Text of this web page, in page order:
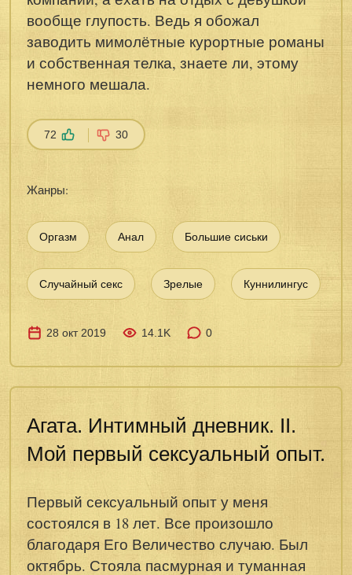
вообще глупость. Ведь я обожал
заводить мимолётные курортные романы
и собственная телка, знаете ли, этому
немного мешала.
72 30
Жанры:
Оргазм Анал Большие сиськи
Случайный секс Зрелые Куннилингус
28 окт 2019 14.1K 0
Агата. Интимный дневник. II.
Мой первый сексуальный опыт.
Первый сексуальный опыт у меня
состоялся в 18 лет. Все произошло
благодаря Его Величество случаю. Был
октябрь. Стояла пасмурная и туманная